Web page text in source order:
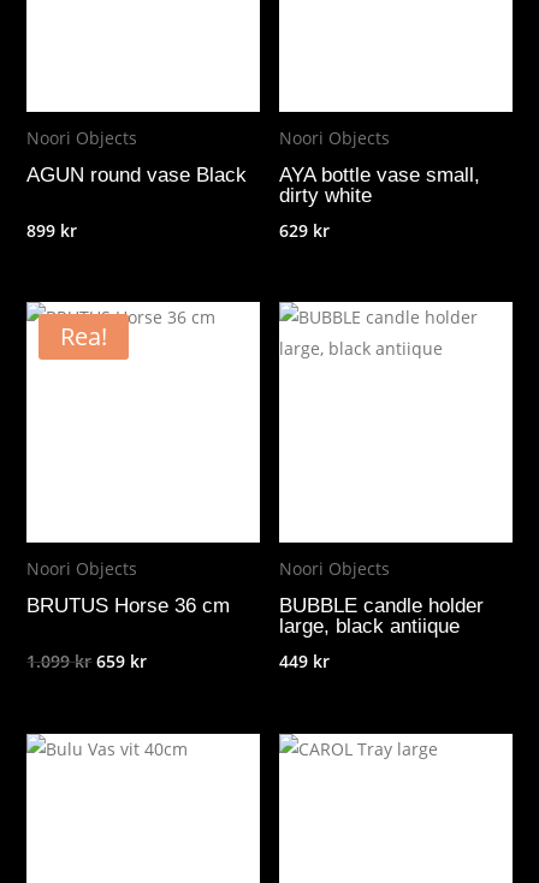
Noori Objects
AGUN round vase Black
899 kr
Noori Objects
AYA bottle vase small,
dirty white
629 kr
Rea!
Noori Objects
BRUTUS Horse 36 cm
1.099kr Det
var:
659 krDet
är:
Noori Objects
BUBBLE candle holder
large, black antiique
449 kr